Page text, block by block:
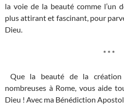
la voie de la beauté comme l’un
plus attirant et fascinant, pour
Dieu.
* * *
Que la beauté de la
nombreuses à Rome, vous aide
Dieu ! Avec ma Bénédiction